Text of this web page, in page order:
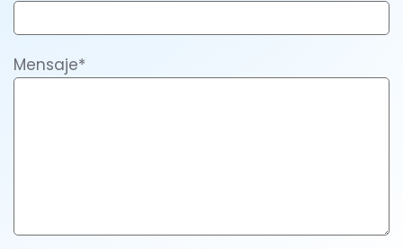
Mensaje*